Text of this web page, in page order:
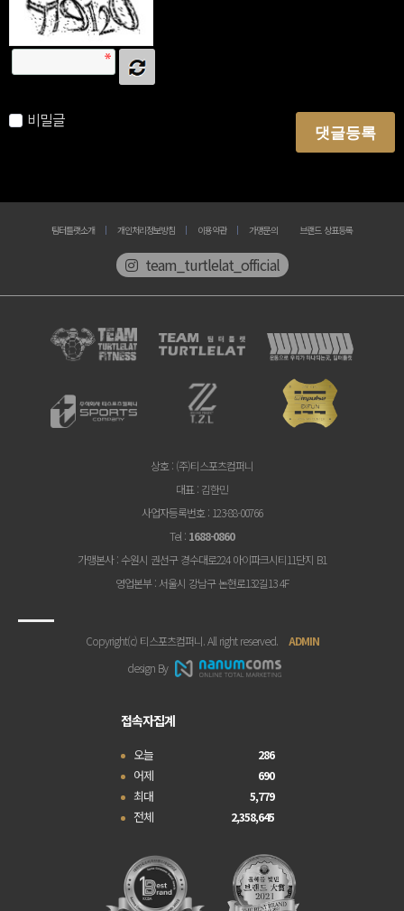
비밀글
댓글등록
팀터틀랫소개 개인처리정보방침 이용약관 가맹문의 브랜드 상표등록
team_turtlelat_official
상호 : (주)티스포츠컴퍼니
대표 : 김한민
사업자등록번호 : 123-88-00766
Tel : 1688-0860
가맹본사: 수원시 권선구 경수대로224 아이파크시티11단지 B1
영업본부: 서울시 강남구 논현로132길13 4F
Copyright(c) 티스포츠컴퍼니. All right reserved. ADMIN
design By
접속자집계
오늘 286
어제 690
최대 5,779
전체 2,358,645